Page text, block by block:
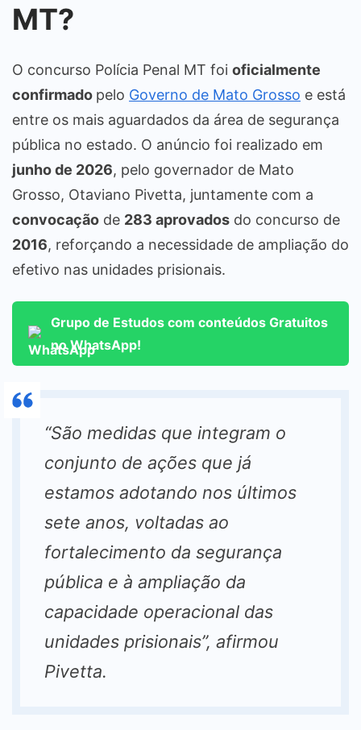
MT?
O concurso Polícia Penal MT foi oficialmente
confirmado pelo Governo de Mato Grosso e está
entre os mais aguardados da área de segurança
pública no estado. O anúncio foi realizado em
junho de 2026, pelo governador de Mato
Grosso, Otaviano Pivetta, juntamente com a
convocação de 283 aprovados do concurso de
2016, reforçando a necessidade de ampliação do
efetivo nas unidades prisionais.
Grupo de Estudos com conteúdos Gratuitos
no WhatsApp!
“São medidas que integram o
conjunto de ações que já
estamos adotando nos últimos
sete anos, voltadas ao
fortalecimento da segurança
pública e à ampliação da
capacidade operacional das
unidades prisionais”, afirmou
Pivetta.